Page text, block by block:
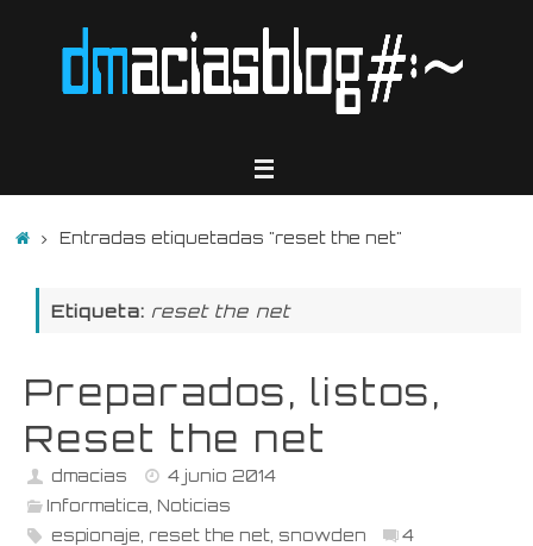
InicioEntradas etiquetadas "reset the net"
Etiqueta: reset the net
Preparados, listos,
Reset the net
dmacias
4 junio 2014
Informatica Noticias
espionaje reset the net, snowden 4